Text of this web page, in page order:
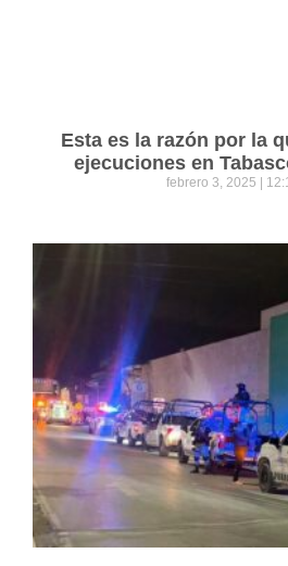
Esta es la razón por la
ejecuciones en
febrero 3, 2025